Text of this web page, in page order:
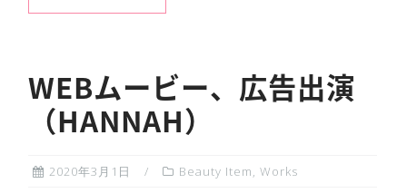
WEBムービー、広告出演
（HANNAH）
2020年3月1日 Beauty Item, Works